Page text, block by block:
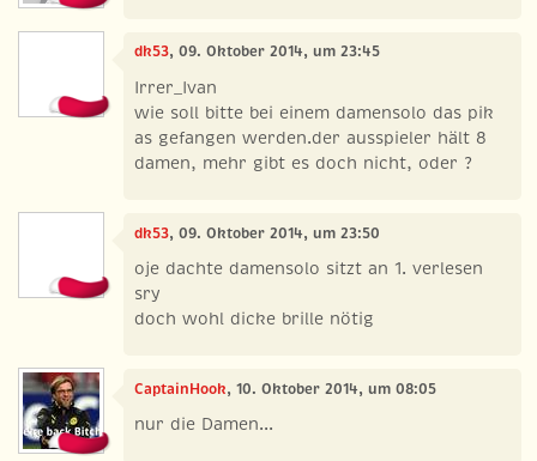
dk53, 09. Oktober 2014, um 23:45
Irrer_Ivan
wie soll bitte bei einem damensolo das pik
as gefangen werden.der ausspieler hält 8
damen, mehr gibt es doch nicht, oder ?
dk53, 09. Oktober 2014, um 23:50
oje dachte damensolo sitzt an 1. verlesen
sry
doch wohl dicke brille nötig
CaptainHook, 10. Oktober 2014, um 08:05
nur die Damen...